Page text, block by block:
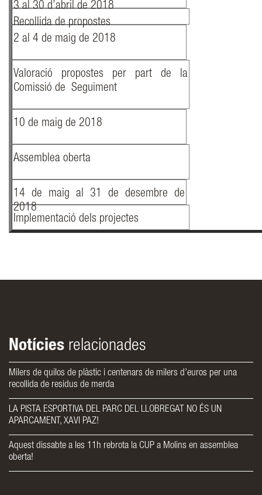
3 al 30 d’abril de 2018
Recollida de propostes
2 al 4 de maig de 2018
Valoració propostes per part de la
Comissió de Seguiment
10 de maig de 2018
Assemblea oberta
14 de maig al 31 de desembre de
2018
Implementació dels projectes
Notícies relacionades
Milers de quilos de plàstic i centenars de milers d’euros per una
recollida de residus de merda
LA PISTA ESPORTIVA DEL PARC DEL LLOBREGAT NO ÉS UN
APARCAMENT, XAVI PAZ!
Aquest dissabte a les 11h rebrota la CUP a Molins en assemblea
oberta!